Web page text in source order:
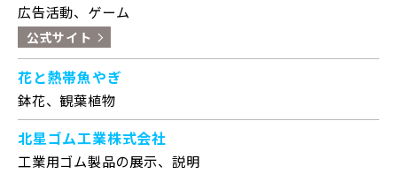
広告活動、ゲーム
公式サイト
花と熱帯魚やぎ
鉢花、観葉植物
北星ゴム工業株式会社
工業用ゴム製品の展示、説明